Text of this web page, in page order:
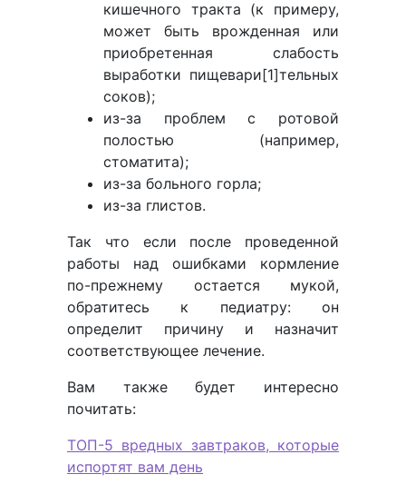
кишечного тракта (к примеру,
может быть врожденная или
приобретенная слабость
выработки пищевари[1]тельных
соков);
из-за проблем с ротовой
полостью (например,
стоматита);
из-за больного горла;
из-за глистов.
Так что если после проведенной
работы над ошибками кормление
по-прежнему остается мукой,
обратитесь к педиатру: он
определит причину и назначит
соответствующее лечение.
Вам также будет интересно
почитать:
ТОП-5 вредных завтраков, которые
испортят вам день